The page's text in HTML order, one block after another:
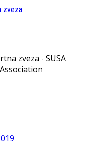
zveza - SUSA